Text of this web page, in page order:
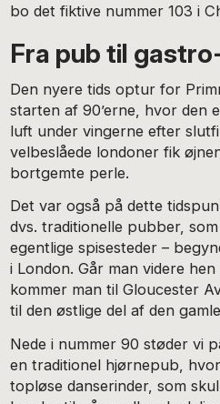
bo det fiktive nummer 103 i
Fra pub til
Den nyere tids optur for
starten af 90’erne, hvor den
luft under vingerne efter
velbeslåede londoner fik
bortgemte perle.
Det var også på dette
dvs. traditionelle pubber,
egentlige spisesteder –
i London. Går man videre hen
kommer man til Gloucester
til den østlige del af den
Nede i nummer 90 støder vi
en traditionel hjørnepub,
topløse danserinder, som